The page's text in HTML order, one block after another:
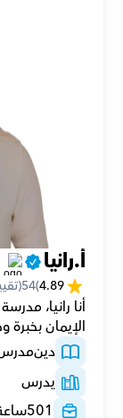
أ.رانيا
4.89
(
54
الإيمان
دين
يدرس
501